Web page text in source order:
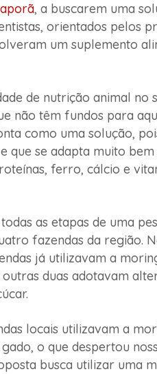
, a buscarem uma
orientados pelos
um suplemento
de nutrição animal no
não têm fundos para
como uma solução,
que se adapta muito
ferro, cálcio e
as etapas de uma
fazendas da região.
já utilizavam a
duas adotavam
locais utilizavam a
o que despertou
busca utilizar uma